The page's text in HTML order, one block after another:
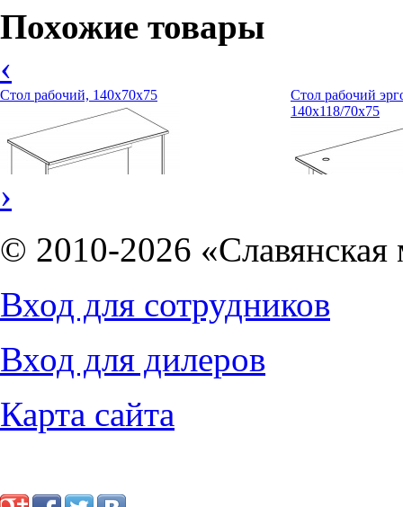
Похожие товары
‹
Стол рабочий, 140х70х75
Стол рабочий
140х118/70х75
4864руб.
›
© 2010-2026 «Славянская
Вход для сотрудников
Вход для дилеров
Карта сайта